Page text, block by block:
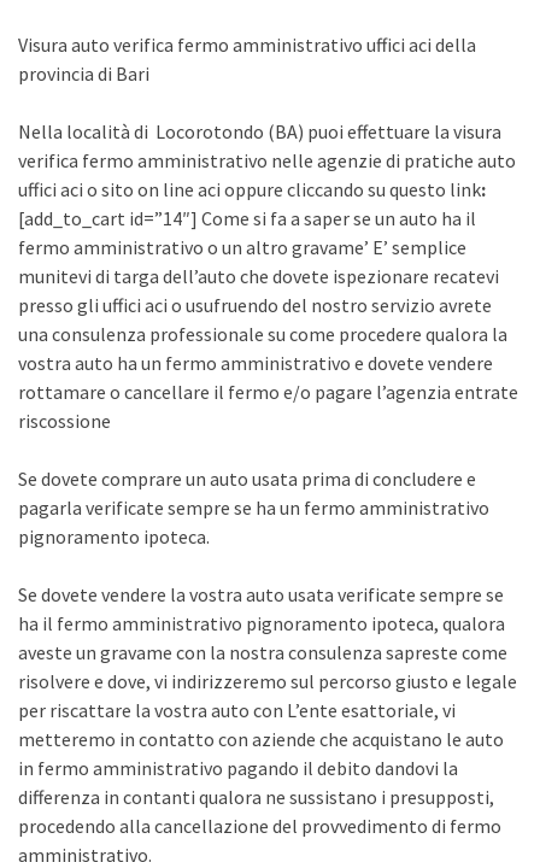
Visura auto verifica fermo amministrativo uffici aci della
provincia di Bari
Nella località di Locorotondo (BA) puoi effettuare la visura
verifica fermo amministrativo nelle agenzie di pratiche auto
uffici aci o sito on line aci oppure cliccando su questo link:
[add_to_cart id=”14″] Come si fa a saper se un auto ha il
fermo amministrativo o un altro gravame’ E’ semplice
munitevi di targa dell’auto che dovete ispezionare recatevi
presso gli uffici aci o usufruendo del nostro servizio avrete
una consulenza professionale su come procedere qualora la
vostra auto ha un fermo amministrativo e dovete vendere
rottamare o cancellare il fermo e/o pagare l’agenzia entrate
riscossione
Se dovete comprare un auto usata prima di concludere e
pagarla verificate sempre se ha un fermo amministrativo
pignoramento ipoteca.
Se dovete vendere la vostra auto usata verificate sempre se
ha il fermo amministrativo pignoramento ipoteca, qualora
aveste un gravame con la nostra consulenza sapreste come
risolvere e dove, vi indirizzeremo sul percorso giusto e legale
per riscattare la vostra auto con L’ente esattoriale, vi
metteremo in contatto con aziende che acquistano le auto
in fermo amministrativo pagando il debito dandovi la
differenza in contanti qualora ne sussistano i presupposti,
procedendo alla cancellazione del provvedimento di fermo
amministrativo.